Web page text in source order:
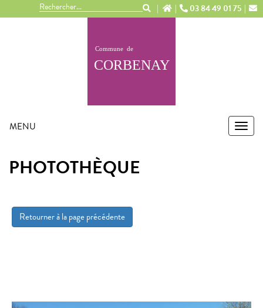
03 84 49 01 75
MENU
PHOTOTHÈQUE
Retourner à la page précédente
Panneau de gestion des cookies